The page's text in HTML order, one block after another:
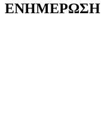
ΕΝΗΜΕΡΩΣΗ